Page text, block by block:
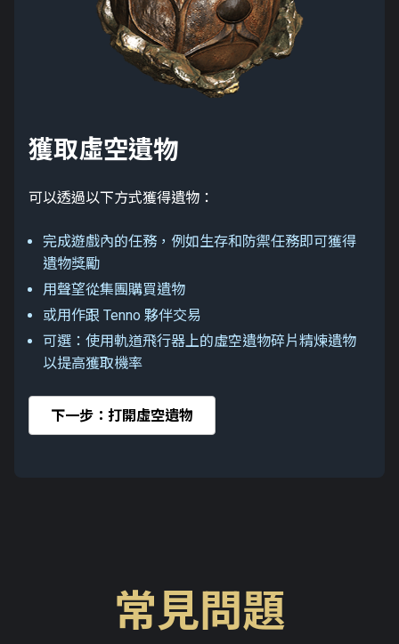
獲取虛空遺物
可以透過以下方式獲得遺物：
完成遊戲內的任務，例如生存和防禦任務即可獲得
遺物獎勵
用聲望從集團購買遺物
或用作跟 Tenno 夥伴交易
可選：使用軌道飛行器上的虛空遺物碎片精煉遺物
以提高獲取機率
下一步：打開虛空遺物
常見問題
封呈現了 Orokin 紀元巔峰時期的技術。相較非 Prime
版本的 Warframe，Prime 版本的 Warframe 通常都會
武器 組合包以及 Styanax Prime 配件包升級至
完整 組合包
Prime Access 計劃提供獲取以下物品的專屬管道：
專屬的 Styanax Prime 浮印